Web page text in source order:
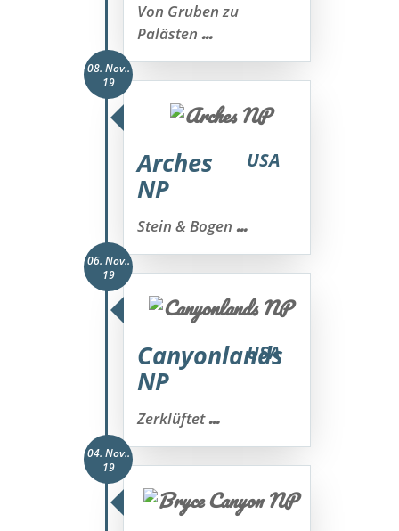
Von Gruben zu
Palästen...
08. Nov..
19
Arches
NP
USA
Stein & Bogen...
06. Nov..
19
Canyonlands
NP
USA
Zerklüftet...
04. Nov..
19